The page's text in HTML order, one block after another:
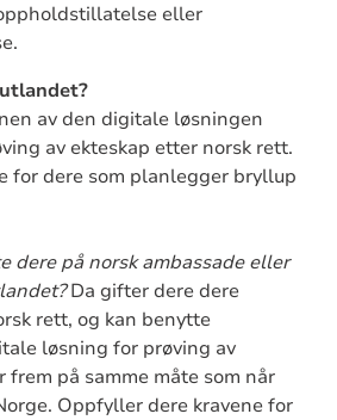
eller
av den digitale løsningen
av ekteskap etter norsk rett.
for dere som planlegger bryllup
dere på norsk ambassade eller
Da gifter dere dere
rett, og kan benytte
løsning for prøving av
frem på samme måte som når
Oppfyller dere kravene for